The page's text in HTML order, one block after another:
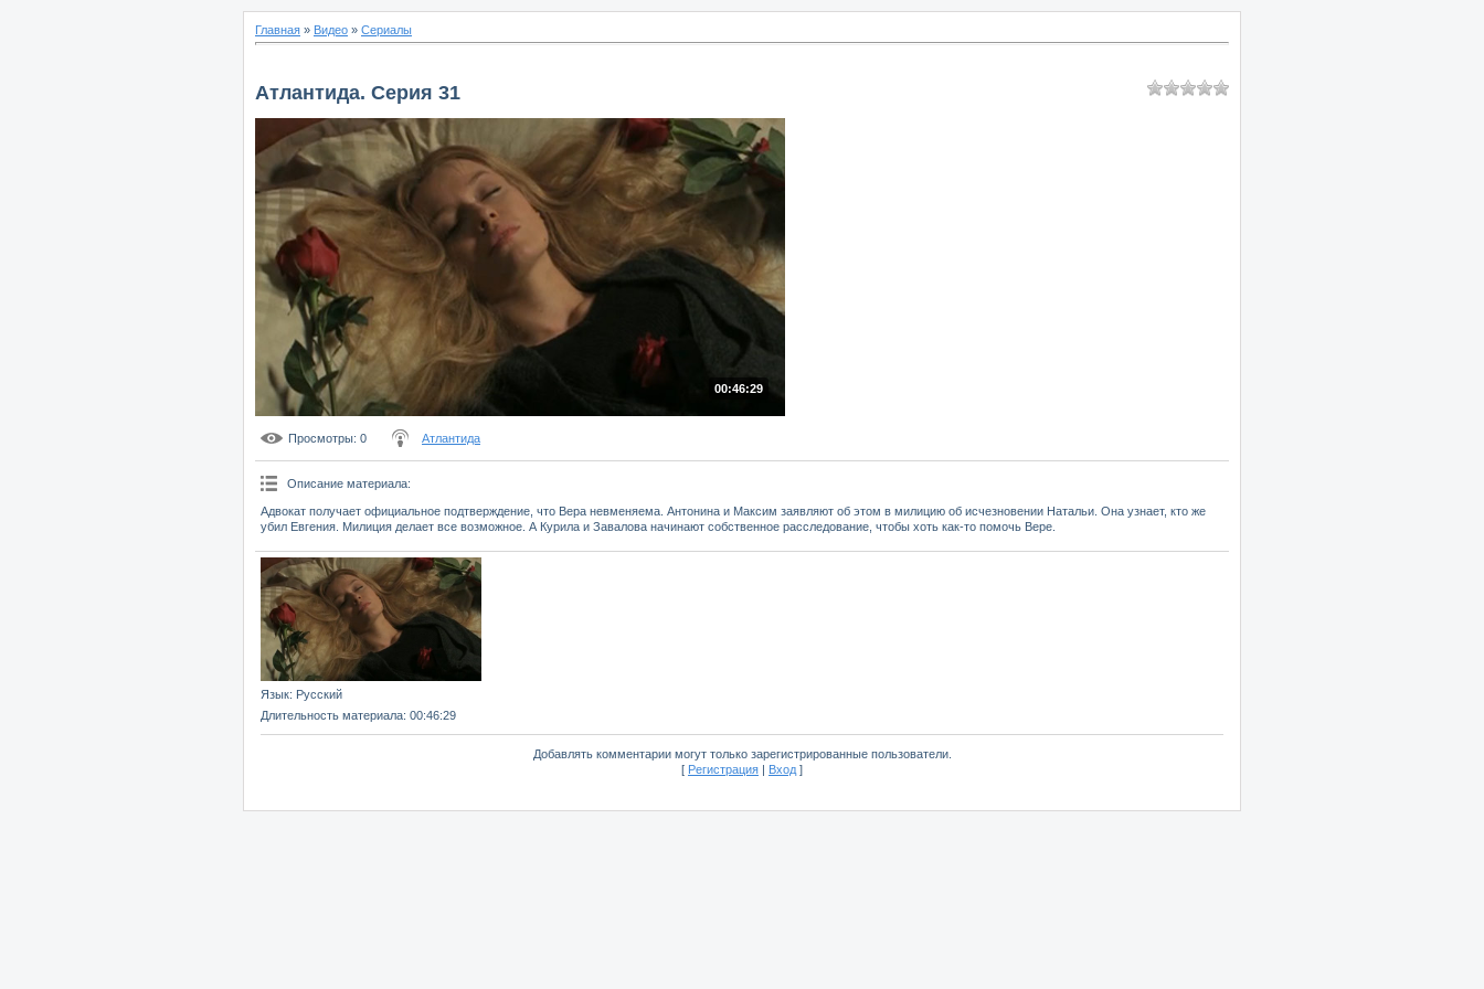
Главная » Видео » Сериалы
Атлантида. Серия 31
00:46:29
Просмотры: 0 Атлантида
Описание материала:
Адвокат получает официальное подтверждение, что Вера невменяема. Антонина и Максим заявляют об этом в милицию об исчезновении Натальи. Она узнает, кто же
убил Евгения. Милиция делает все возможное. А Курила и Завалова начинают собственное расследование, чтобы хоть как-то помочь Вере.
Язык: Русский
Длительность материала: 00:46:29
Добавлять комментарии могут только зарегистрированные пользователи.
[ Регистрация | Вход ]